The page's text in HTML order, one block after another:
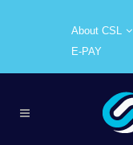
About CSL
E-PAY